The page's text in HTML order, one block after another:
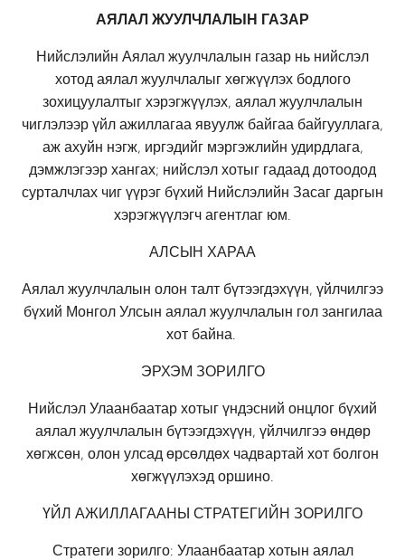
АЯЛАЛ ЖУУЛЧЛАЛЫН ГАЗАР
Нийслэлийн Аялал жуулчлалын газар нь нийслэл
хотод аялал жуулчлалыг хөгжүүлэх бодлого
зохицуулалтыг хэрэгжүүлэх, аялал жуулчлалын
чиглэлээр үйл ажиллагаа явуулж байгаа байгууллага,
аж ахуйн нэгж, иргэдийг мэргэжлийн удирдлага,
дэмжлэгээр хангах; нийслэл хотыг гадаад дотоодод
сурталчлах чиг үүрэг бүхий Нийслэлийн Засаг даргын
хэрэгжүүлэгч агентлаг юм.
АЛСЫН ХАРАА
Аялал жуулчлалын олон талт бүтээгдэхүүн, үйлчилгээ
бүхий Монгол Улсын аялал жуулчлалын гол зангилаа
хот байна.
ЭРХЭМ ЗОРИЛГО
Нийслэл Улаанбаатар хотыг үндэсний онцлог бүхий
аялал жуулчлалын бүтээгдэхүүн, үйлчилгээ өндөр
хөгжсөн, олон улсад өрсөлдөх чадвартай хот болгон
хөгжүүлэхэд оршино.
ҮЙЛ АЖИЛЛАГААНЫ СТРАТЕГИЙН ЗОРИЛГО
Стратеги зорилго: Улаанбаатар хотын аялал